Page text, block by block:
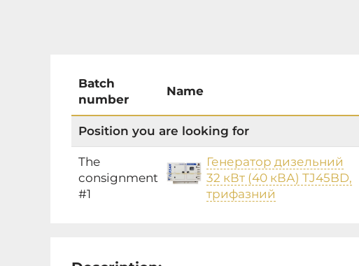
Batch
number
Name
Position you are looking for
The
consignment
#1
Генератор дизельний
32 кВт (40 кВА) TJ45BD,
трифазний